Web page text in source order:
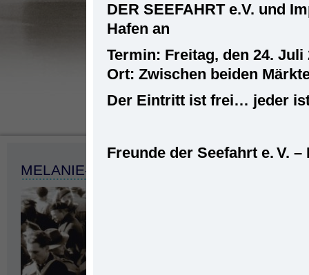
Startseite»Seefahrt» Schiffe» MS
MELANIE-PROBEFAHRT-5
DER SEEFAHRT e.V. und
Hafen an
Termin: Freitag, den 24. Juli
Ort: Zwischen beiden
Der Eintritt ist frei… jeder
Freunde der Seefahrt e. V. –